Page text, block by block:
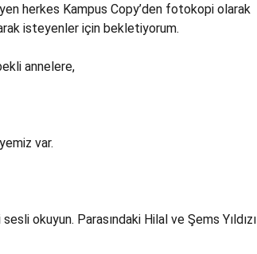
herkes Kampus Copy’den fotokopi olarak
isteyenler için bekletiyorum.
annelere,
var.
okuyun. Parasındaki Hilal ve Şems Yıldızı